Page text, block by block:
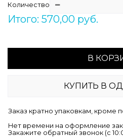
Количество
Итого: 570,00 руб.
В
КУПИТЬ В
Заказ кратно упаковкам, кроме
Нет времени на оформление
Закажите обратный звонок (c